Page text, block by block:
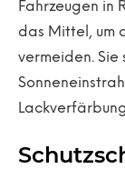
Fahrzeugen in
das Mittel, um
vermeiden.